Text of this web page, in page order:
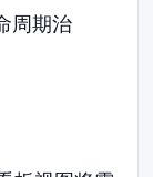
周期治